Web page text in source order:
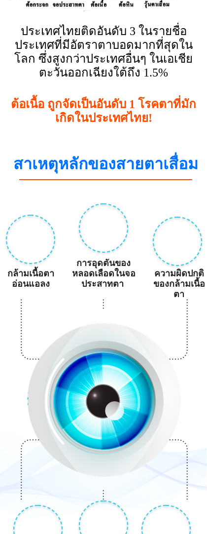
ประเทศไทยติดอันดับ 3 ในรายชื่อ
ประเทศที่มีอัตราตาบอดมากที่สุดใน
โลก ซึ่งสูงกว่าประเทศอื่นๆ ในเอเชีย
ตะวันออกเฉียงใต้ถึง 1.5%
ต้อเนื้อ ถูกจัดเป็นอันดับ 1 โรคตาที่มัก
เกิดในประเทศไทย!
สาเหตุหลักของสายตาเสื่อม
กล้ามเนื้อตา
อ่อนแอลง
การอุดตันของ
หลอดเลือดในจอ
ประสาทตา
ความผิดปกติ
ของกล้ามเนื้อ
ตา